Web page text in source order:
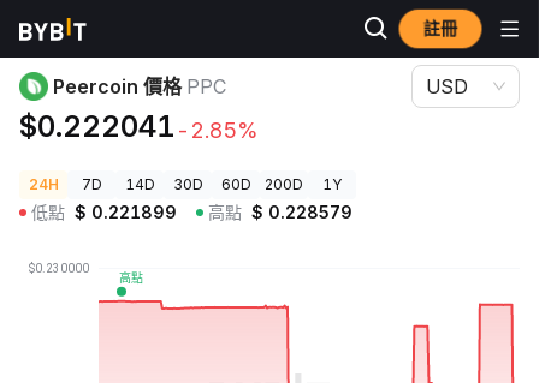
註冊
加密貨幣價格
Peercoin 價格 PPC
$0.222041 -2.85%
USD
24H 7D 14D 30D 60D 200D 1Y
低點 $ 0.221899 高點 $ 0.228579